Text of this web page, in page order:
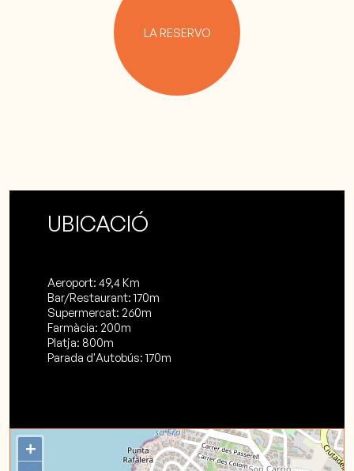
LA RESERVO
UBICACIÓ
Aeroport: 49,4 Km
Bar/Restaurant: 170m
Supermercat: 260m
Farmàcia: 200m
Platja: 800m
Parada d'Autobús: 170m
+